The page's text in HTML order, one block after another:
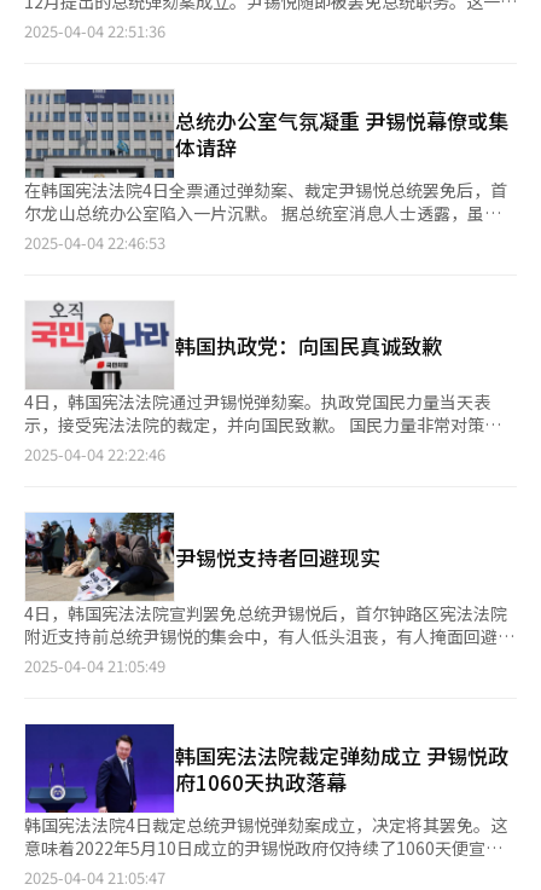
明确表态，并采纳无证据效力的检方讯问笔录，限制尹锡悦的当庭
询问，甚至使用秒表控制时间，引发司法公正争议。宪法法院此前
会对立加剧。4月初四家舆论调查机构的全国指标调查（NBS）显
示，国民对宪法法院审判尹锡悦弹劾案的信任跌至46%。 政界表
现更是充满倒退色彩。起初国民力量党对审判过程不满，但随着审
理时间拉长，共同民主党反而加大对宪法法院的施压。民主党在弹
劾“9战9败”后，依旧以未获任命的宪法法官候选人为由，威胁弹
劾更多国务委员，并试图延长即将卸任的法官任期。 此外，民主
党还在宪法法院外设立帐篷党部，并举行集会，煽动支持与反对弹
劾的民众对立。尤其是民主党党鞭朴赞大公开点名三位宪法法官
议的言论之一。 正如“忘记历史的民族没有未来”所言，韩国总
统惨遭弹劾时隔八年再度上演，与未能吸取朴槿惠前总统弹劾的教
训不无关系。尹锡悦弹劾案已在今日画上句号，但修补这123天以
来留下的制度漏洞，弥合弹劾造成的国民针锋相对，才刚刚开始。
韩国历史上惨遭弹劾的两位前总统朴槿惠（左）和尹锡悦【图片来
源 韩联社】
息引发全球广泛关注，各国媒体纷纷进行重点报道。海外记者也迅
2025-04-04 22:51:36
总统办公室气氛凝重 尹锡悦幕僚或集
体请辞
在韩国宪法法院4日全票通过弹劾案、裁定尹锡悦总统罢免后，首
尔龙山总统办公室陷入一片沉默。 据总统室消息人士透露，虽然
在宣判前，总统室内部部分人士仍对法院作出驳回或不予受理的可
布裁定结果时，总统办公室内部传出一片叹息声。总统室工作人员
守在电视机前，全程紧张注视宣判过程。尹锡悦本人则在首尔汉南
洞官邸观看了直播。 据悉，部分核心幕僚此前判断，宪法法院可
能以“5比3”驳回或“4比4”不予受理，因此对“8比0”的全票
通过感到意外。一位总统室人士此前表示“当然希望法院驳回或不
予受理”，但宣判后只说：“无话可说，不知道接下来该怎么
办。” 总统室在宣判前曾为尹锡悦可能恢复职务预设应对方案，
包括召开国务会议、举行国家安全保障会议（NSC）以及处理各类
室尚未发表任何正式声明。多数幕僚也未回应媒体采访请求，选择
沉默。 外界猜测，总统室内高级幕僚或将集体向代行总统职责的
国务总理韩德洙递交辞呈。事实上，在去年12月4日解除非常戒严
令后，总统室首席秘书以上高级官员曾集体提出辞职。今年1月，
他们亦因不满代行总统职权的韩国经济副总理兼企划财政部长官崔
相穆提名两位宪法法院法官人选，而提出集体辞意。 目前尚不清
楚尹锡悦是否将发表公开讲话，接受弹劾结果或发布“接受宣
言”。预计他将在近期从汉南洞官邸搬离，返回位于首尔瑞草洞的
尹锡悦可能会在官邸稍作停留。作为前例，2017年时任总统朴槿
惠在被罢免两日后即离开青瓦台，返回三成洞私宅。 4日上午11时
40分，象征国家元首身份的“凤凰旗”从龙山总统府正门旗杆降
下，标志着尹锡悦总统任期正式结束。【图片来源 韩联社】
2025-04-04 22:46:53
韩国执政党：向国民真诚致歉
4日，韩国宪法法院通过尹锡悦弹劾案。执政党国民力量当天表
示，接受宪法法院的裁定，并向国民致歉。 国民力量非常对策委
员会委员长（临时领导人）权宁世在国会发表立场称，首先向国民
次发生的政治暴力，对此深刻反省。 权宁世还表示，宪院作出罢
免裁定令人遗憾，但国民力量虚心接受宪院的决定。我们相信尊重
宪院的这一决定是守护民主和法治的途径。此外，他强调，国政稳
定最为重要。国民力量党将尽全力平息骚乱，维护韩国的宪政秩
序，并履行宪法赋予的职责，确保代总统体制稳定运行。 4日，国
民力量非常对策委员会委员长权宁世在国会就尹锡悦被裁定罢免发
表立场。【图片提供 韩联社】
2025-04-04 22:22:46
尹锡悦支持者回避现实
4日，韩国宪法法院宣判罢免总统尹锡悦后，首尔钟路区宪法法院
附近支持前总统尹锡悦的集会中，有人低头沮丧，有人掩面回避，
还有人直接晕倒在地。 【图片来源 韩联社】 【图片来源 韩联社】
2025-04-04 21:05:49
韩国宪法法院裁定弹劾成立 尹锡悦政
府1060天执政落幕
韩国宪法法院4日裁定总统尹锡悦弹劾案成立，决定将其罢免。这
意味着2022年5月10日成立的尹锡悦政府仅持续了1060天便宣告
结束。 分析人士指出，尹锡悦在近三年的执政期间，始终未能摆
2025-04-04 21:05:47
页